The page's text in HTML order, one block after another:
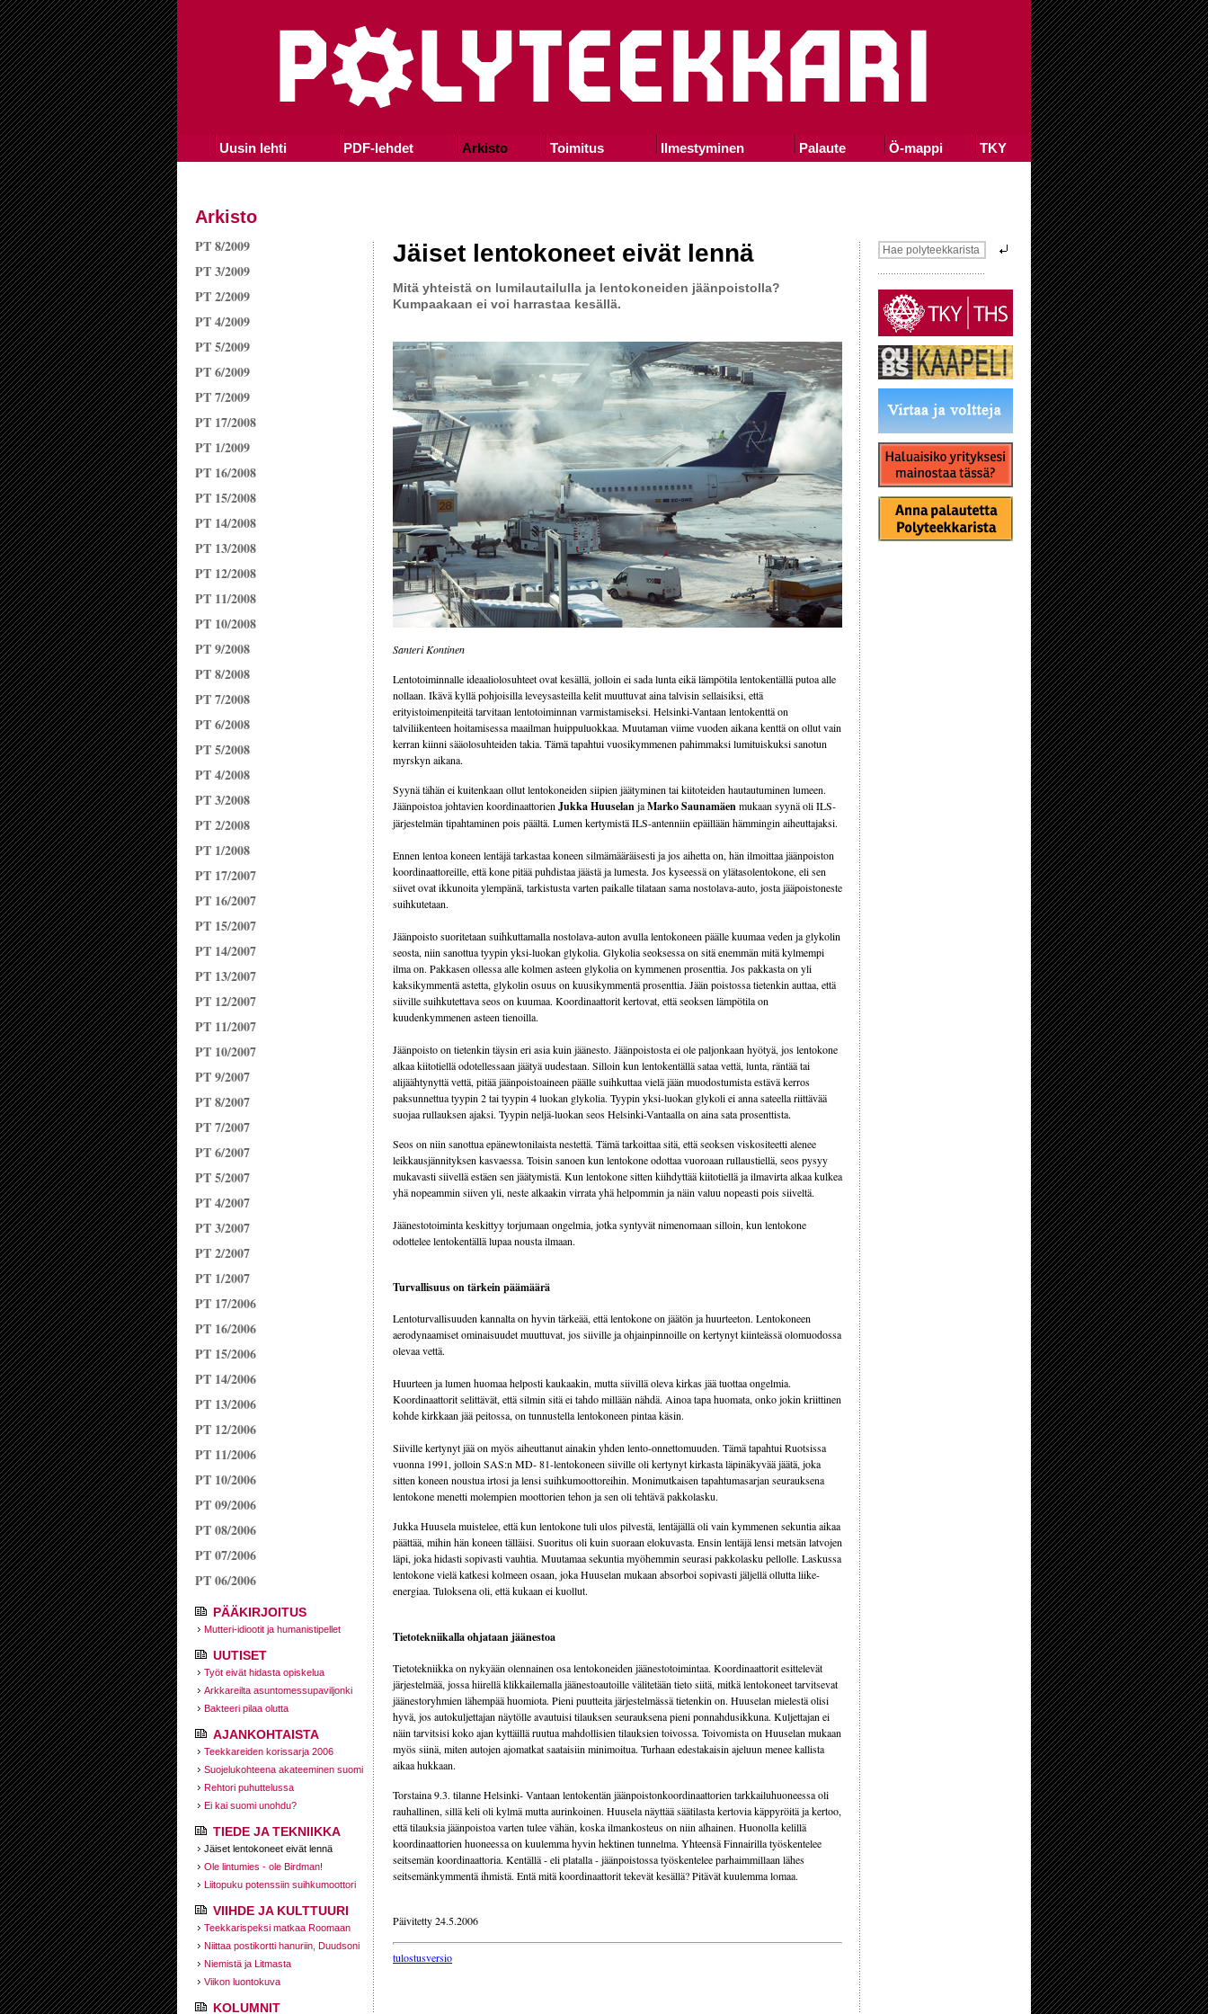
Uusin lehti PDF-lehdet Arkisto Toimitus Ilmestyminen Palaute Ö-mappi TKY
Arkisto
PT 8/2009
PT 3/2009
PT 2/2009
PT 4/2009
PT 5/2009
PT 6/2009
PT 7/2009
PT 17/2008
PT 1/2009
PT 16/2008
PT 15/2008
PT 14/2008
PT 13/2008
PT 12/2008
PT 11/2008
PT 10/2008
PT 9/2008
PT 8/2008
PT 7/2008
PT 6/2008
PT 5/2008
PT 4/2008
PT 3/2008
PT 2/2008
PT 1/2008
PT 17/2007
PT 16/2007
PT 15/2007
PT 14/2007
PT 13/2007
PT 12/2007
PT 11/2007
PT 10/2007
PT 9/2007
PT 8/2007
PT 7/2007
PT 6/2007
PT 5/2007
PT 4/2007
PT 3/2007
PT 2/2007
PT 1/2007
PT 17/2006
PT 16/2006
PT 15/2006
PT 14/2006
PT 13/2006
PT 12/2006
PT 11/2006
PT 10/2006
PT 09/2006
PT 08/2006
PT 07/2006
PT 06/2006
PÄÄKIRJOITUS
Mutteri-idiootit ja humanistipellet
UUTISET
Työt eivät hidasta opiskelua
Arkkareilta asuntomessupaviljonki
Bakteeri pilaa olutta
AJANKOHTAISTA
Teekkareiden korissarja 2006
Suojelukohteena akateeminen suomi
Rehtori puhuttelussa
Ei kai suomi unohdu?
TIEDE JA TEKNIIKKA
Jäiset lentokoneet eivät lennä
Ole lintumies - ole Birdman!
Liitopuku potenssiin suihkumoottori
VIIHDE JA KULTTUURI
Teekkarispeksi matkaa Roomaan
Niittaa postikortti hanuriin, Duudsoni
Niemistä ja Litmasta
Viikon luontokuva
KOLUMNIT
Jäiset lentokoneet eivät lennä
Mitä yhteistä on lumilautailulla ja lentokoneiden jäänpoistolla?
Kumpaakaan ei voi harrastaa kesällä.
Santeri Kontinen
Lentotoiminnalle ideaaliolosuhteet ovat kesällä, jolloin ei sada lunta eikä lämpötila lentokentällä putoa alle
nollaan. Ikävä kyllä pohjoisilla leveysasteilla kelit muuttuvat aina talvisin sellaisiksi, että
erityistoimenpiteitä tarvitaan lentotoiminnan varmistamiseksi. Helsinki-Vantaan lentokenttä on
talviliikenteen hoitamisessa maailman huippuluokkaa. Muutaman viime vuoden aikana kenttä on ollut vain
kerran kiinni sääolosuhteiden takia. Tämä tapahtui vuosikymmenen pahimmaksi lumituiskuksi sanotun
myrskyn aikana.
Syynä tähän ei kuitenkaan ollut lentokoneiden siipien jäätyminen tai kiitoteiden hautautuminen lumeen.
Jäänpoistoa johtavien koordinaattorien Jukka HuuselanjaMarko Saunamäenmukaan syynä oli ILS-
järjestelmän tipahtaminen pois päältä. Lumen kertymistä ILS-antenniin epäillään hämmingin aiheuttajaksi.
Ennen lentoa koneen lentäjä tarkastaa koneen silmämääräisesti ja jos aihetta on, hän ilmoittaa jäänpoiston
koordinaattoreille, että kone pitää puhdistaa jäästä ja lumesta. Jos kyseessä on ylätasolentokone, eli sen
siivet ovat ikkunoita ylempänä, tarkistusta varten paikalle tilataan sama nostolava-auto, josta jääpoistoneste
suihkutetaan.
Jäänpoisto suoritetaan suihkuttamalla nostolava-auton avulla lentokoneen päälle kuumaa veden ja glykolin
seosta, niin sanottua tyypin yksi-luokan glykolia. Glykolia seoksessa on sitä enemmän mitä kylmempi
ilma on. Pakkasen ollessa alle kolmen asteen glykolia on kymmenen prosenttia. Jos pakkasta on yli
kaksikymmentä astetta, glykolin osuus on kuusikymmentä prosenttia. Jään poistossa tietenkin auttaa, että
siiville suihkutettava seos on kuumaa. Koordinaattorit kertovat, että seoksen lämpötila on
kuudenkymmenen asteen tienoilla.
Jäänpoisto on tietenkin täysin eri asia kuin jäänesto. Jäänpoistosta ei ole paljonkaan hyötyä, jos lentokone
alkaa kiitotiellä odotellessaan jäätyä uudestaan. Silloin kun lentokentällä sataa vettä, lunta, räntää tai
alijäähtynyttä vettä, pitää jäänpoistoaineen päälle suihkuttaa vielä jään muodostumista estävä kerros
paksunnettua tyypin 2 tai tyypin 4 luokan glykolia. Tyypin yksi-luokan glykoli ei anna sateella riittävää
suojaa rullauksen ajaksi. Tyypin neljä-luokan seos Helsinki-Vantaalla on aina sata prosenttista.
Seos on niin sanottua epänewtonilaista nestettä. Tämä tarkoittaa sitä, että seoksen viskositeetti alenee
leikkausjännityksen kasvaessa. Toisin sanoen kun lentokone odottaa vuoroaan rullaustiellä, seos pysyy
mukavasti siivellä estäen sen jäätymistä. Kun lentokone sitten kiihdyttää kiitotiellä ja ilmavirta alkaa kulkea
yhä nopeammin siiven yli, neste alkaakin virrata yhä helpommin ja näin valuu nopeasti pois siiveltä.
Jäänestotoiminta keskittyy torjumaan ongelmia, jotka syntyvät nimenomaan silloin, kun lentokone
odottelee lentokentällä lupaa nousta ilmaan.
Turvallisuus on tärkein päämäärä
Lentoturvallisuuden kannalta on hyvin tärkeää, että lentokone on jäätön ja huurteeton. Lentokoneen
aerodynaamiset ominaisuudet muuttuvat, jos siiville ja ohjainpinnoille on kertynyt kiinteässä olomuodossa
olevaa vettä.
Huurteen ja lumen huomaa helposti kaukaakin, mutta siivillä oleva kirkas jää tuottaa ongelmia.
Koordinaattorit selittävät, että silmin sitä ei tahdo millään nähdä. Ainoa tapa huomata, onko jokin kriittinen
kohde kirkkaan jää peitossa, on tunnustella lentokoneen pintaa käsin.
Siiville kertynyt jää on myös aiheuttanut ainakin yhden lento-onnettomuuden. Tämä tapahtui Ruotsissa
vuonna 1991, jolloin SAS:n MD- 81-lentokoneen siiville oli kertynyt kirkasta läpinäkyvää jäätä, joka
sitten koneen noustua irtosi ja lensi suihkumoottoreihin. Monimutkaisen tapahtumasarjan seurauksena
lentokone menetti molempien moottorien tehon ja sen oli tehtävä pakkolasku.
Jukka Huusela muistelee, että kun lentokone tuli ulos pilvestä, lentäjällä oli vain kymmenen sekuntia aikaa
päättää, mihin hän koneen tälläisi. Suoritus oli kuin suoraan elokuvasta. Ensin lentäjä lensi metsän latvojen
läpi, joka hidasti sopivasti vauhtia. Muutamaa sekuntia myöhemmin seurasi pakkolasku pellolle. Laskussa
lentokone vielä katkesi kolmeen osaan, joka Huuselan mukaan absorboi sopivasti jäljellä ollutta liike-
energiaa. Tuloksena oli, että kukaan ei kuollut.
Tietotekniikalla ohjataan jäänestoa
Tietotekniikka on nykyään olennainen osa lentokoneiden jäänestotoimintaa. Koordinaattorit esittelevät
järjestelmää, jossa hiirellä klikkailemalla jäänestoautoille välitetään tieto siitä, mitkä lentokoneet tarvitsevat
jäänestoryhmien lähempää huomiota. Pieni puutteita järjestelmässä tietenkin on. Huuselan mielestä olisi
hyvä, jos autokuljettajan näytölle avautuisi tilauksen seurauksena pieni ponnahdusikkuna. Kuljettajan ei
näin tarvitsisi koko ajan kyttäillä ruutua mahdollisien tilauksien toivossa. Toivomista on Huuselan mukaan
myös siinä, miten autojen ajomatkat saataisiin minimoitua. Turhaan edestakaisin ajeluun menee kallista
aikaa hukkaan.
Torstaina 9.3. tilanne Helsinki- Vantaan lentokentän jäänpoistonkoordinaattorien tarkkailuhuoneessa oli
rauhallinen, sillä keli oli kylmä mutta aurinkoinen. Huusela näyttää säätilasta kertovia käppyröitä ja kertoo,
että tilauksia jäänpoistoa varten tulee vähän, koska ilmankosteus on niin alhainen. Huonolla kelillä
koordinaattorien huoneessa on kuulemma hyvin hektinen tunnelma. Yhteensä Finnairilla työskentelee
seitsemän koordinaattoria. Kentällä - eli platalla - jäänpoistossa työskentelee parhaimmillaan lähes
seitsemänkymmentä ihmistä. Entä mitä koordinaattorit tekevät kesällä? Pitävät kuulemma lomaa.
Päivitetty 24.5.2006
tulostusversio